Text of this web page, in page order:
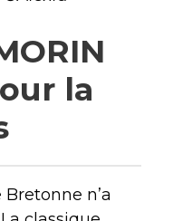
la
n’a